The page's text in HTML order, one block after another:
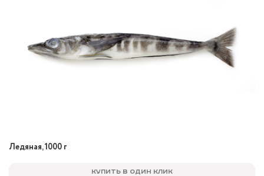
Ледяная, 1000 г
Купить в один клик